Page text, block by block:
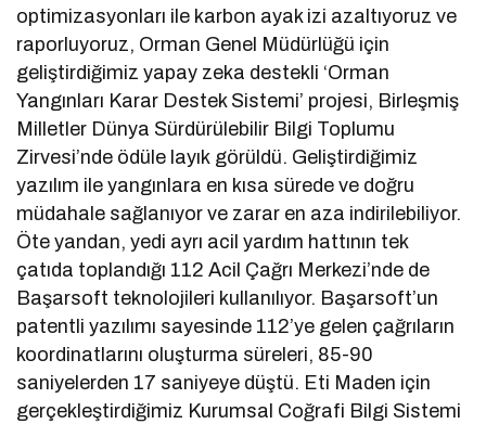
optimizasyonları ile karbon ayak izi azaltıyoruz ve
raporluyoruz, Orman Genel Müdürlüğü için
geliştirdiğimiz yapay zeka destekli ‘Orman
Yangınları Karar Destek Sistemi’ projesi, Birleşmiş
Milletler Dünya Sürdürülebilir Bilgi Toplumu
Zirvesi’nde ödüle layık görüldü. Geliştirdiğimiz
yazılım ile yangınlara en kısa sürede ve doğru
müdahale sağlanıyor ve zarar en aza indirilebiliyor.
Öte yandan, yedi ayrı acil yardım hattının tek
çatıda toplandığı 112 Acil Çağrı Merkezi’nde de
Başarsoft teknolojileri kullanılıyor. Başarsoft’un
patentli yazılımı sayesinde 112’ye gelen çağrıların
koordinatlarını oluşturma süreleri, 85-90
saniyelerden 17 saniyeye düştü. Eti Maden için
gerçekleştirdiğimiz Kurumsal Coğrafi Bilgi Sistemi